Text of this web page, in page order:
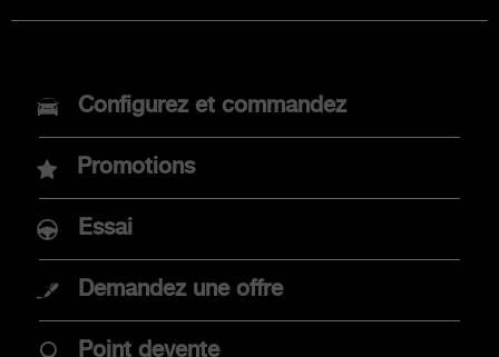
MODELES
Nouvelle Abarth 600e
Abarth 500e
ACHAT
Configurez et commandez
Promotions
Essai
Demandez une offre
Point devente